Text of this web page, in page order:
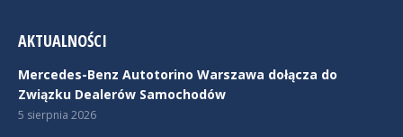
AKTUALNOŚCI
Mercedes-Benz Autotorino Warszawa dołącza do
Związku Dealerów Samochodów
5 sierpnia 2026